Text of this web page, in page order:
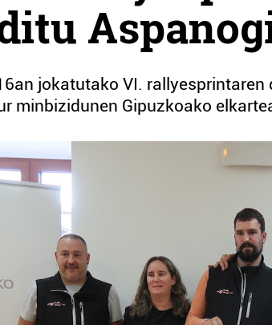
jokatutako VI.
minbizidunen Gipuzkoako